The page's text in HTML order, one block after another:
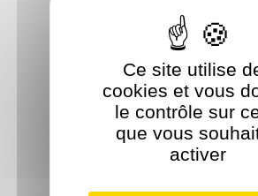
Ce site utilise
cookies et vous
le contrôle sur
que vous
activer